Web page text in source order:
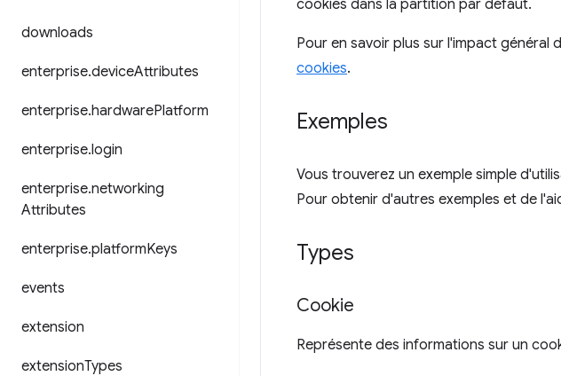
downloads
enterprise.deviceAttributes
enterprise.hardwarePlatform
enterprise.login
enterprise.networking
Attributes
enterprise.platformKeys
events
extension
extensionTypes
cookies dans la partition par défaut.
Pour en savoir plus sur l'impact
cookies.
Exemples
Vous trouverez un exemple simple
Pour obtenir d'autres exemples et de
Types
Cookie
Représente des informations sur un